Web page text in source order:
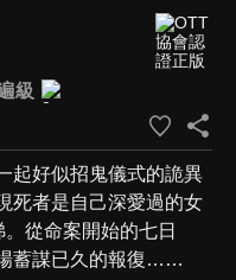
級
起好似招鬼儀式的詭異
死者是自己深愛過的女
從命案開始的七日
蓄謀已久的報復……